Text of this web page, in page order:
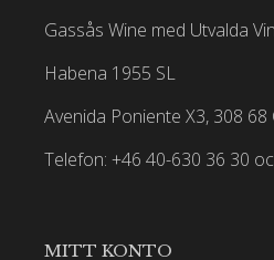
Gassås Wine med Utvalda
Habena 1955 SL
Avenida Poniente X3, 308 68
Telefon: +46 40-630 36 30
MITT KONTO